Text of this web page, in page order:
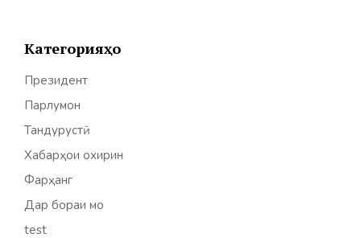
Категорияҳо
Президент
Парлумон
Тандурустӣ
Хабарҳои охирин
Фарҳанг
Дар бораи мо
test